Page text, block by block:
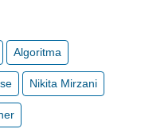
Algoritma
Nikita Mirzani